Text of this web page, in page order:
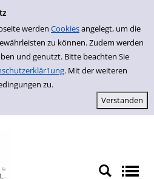
werden Cookiesangelegt, um die
zu können. Zudem werden
und genutzt. Bitte beachten Sie
. Mit der weiteren
zu.